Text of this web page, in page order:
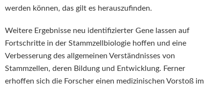
werden können, das gilt es herauszufinden.
Weitere Ergebnisse neu identifizierter Gene lassen auf
Fortschritte in der Stammzellbiologie hoffen und eine
Verbesserung des allgemeinen Verständnisses von
Stammzellen, deren Bildung und Entwicklung. Ferner
erhoffen sich die Forscher einen medizinischen Vorstoß im